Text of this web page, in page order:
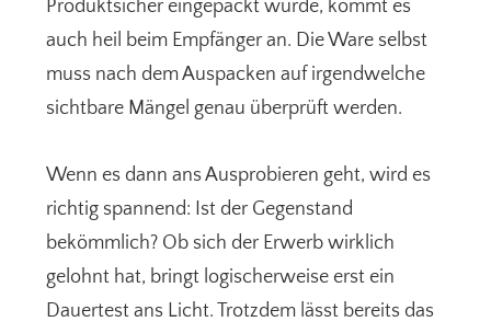
Produktsicher eingepackt wurde, kommt es
auch heil beim Empfänger an. Die Ware selbst
muss nach dem Auspacken auf irgendwelche
sichtbare Mängel genau überprüft werden.
Wenn es dann ans Ausprobieren geht, wird es
richtig spannend: Ist der Gegenstand
bekömmlich? Ob sich der Erwerb wirklich
gelohnt hat, bringt logischerweise erst ein
Dauertest ans Licht. Trotzdem lässt bereits das